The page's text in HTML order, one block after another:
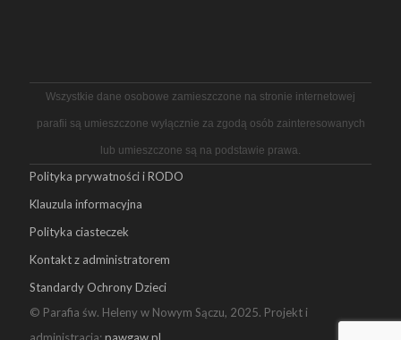
Wszystkie dane osobowe zamieszczone na stronie internetowej
parafii są umieszczone wyłącznie za zgodą osób zainteresowanych
lub umieszczone są na podstawie prawa.
Polityka prywatności i RODO
Klauzula informacyjna
Polityka ciasteczek
Kontakt z administratorem
Standardy Ochrony Dzieci
© Parafia św. Heleny w Nowym Sączu, 2025. Projekt i